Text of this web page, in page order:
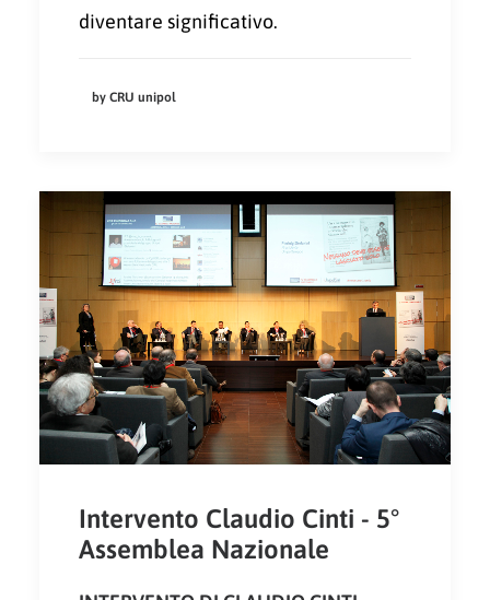
diventare significativo.
by CRU unipol
Intervento Claudio Cinti - 5°
Assemblea Nazionale